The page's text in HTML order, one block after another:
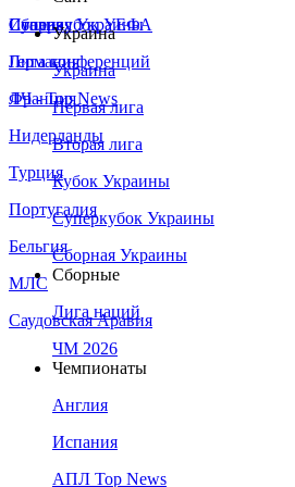
Сборная Украины
Италия
Германия
Франция
Нидерланды
Турция
Португалия
Бельгия
МЛС
Саудовская Аравия
Суперкубок УЕФА
Лига конференций
ЛЧ - Top News
Украина
Украина
Первая лига
Вторая лига
Кубок Украины
Суперкубок Украины
Сборная Украины
Сборные
Лига наций
ЧМ 2026
Чемпионаты
Англия
Испания
АПЛ Top News